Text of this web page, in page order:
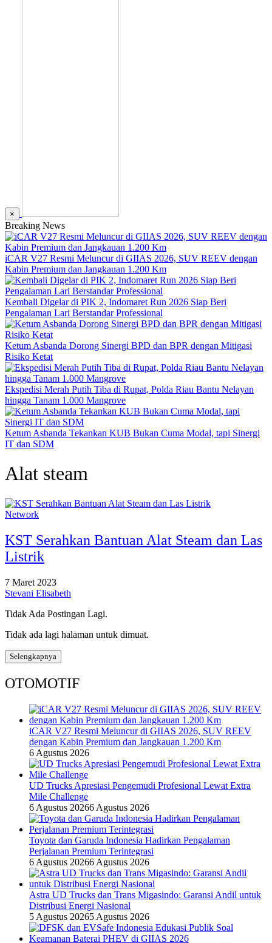
×
Breaking News
iCAR V27 Resmi Meluncur di GIIAS 2026, SUV REEV dengan
Kabin Premium dan Jangkauan 1.200 Km
Kembali Digelar di PIK 2, Indomaret Run 2026 Siap Beri
Pengalaman Lari Berstandar Professional
Ketum Asbanda Dorong Sinergi BPD dan BPR dengan Mitigasi
Risiko Ketat
Ekspedisi Merah Putih Tiba di Rupat, Polda Riau Bantu Nelayan
hingga Tanam 1.000 Mangrove
Ketum Asbanda Tekankan KUB Bukan Cuma Modal, tapi Sinergi
IT dan SDM
Alat steam
Network
KST Serahkan Bantuan Alat Steam dan Las
Listrik
7 Maret 2023
Stevani Elisabeth
Tidak Ada Postingan Lagi.
Tidak ada lagi halaman untuk dimuat.
Selengkapnya
OTOMOTIF
iCAR V27 Resmi Meluncur di GIIAS 2026, SUV REEV
dengan Kabin Premium dan Jangkauan 1.200 Km
6 Agustus 2026
UD Trucks Apresiasi Pengemudi Profesional Lewat Extra
Mile Challenge
6 Agustus 20266 Agustus 2026
Toyota dan Garuda Indonesia Hadirkan Pengalaman
Perjalanan Premium Terintegrasi
6 Agustus 20266 Agustus 2026
Astra UD Trucks dan Trans Migasindo: Garansi Andil untuk
Distribusi Energi Nasional
5 Agustus 20265 Agustus 2026